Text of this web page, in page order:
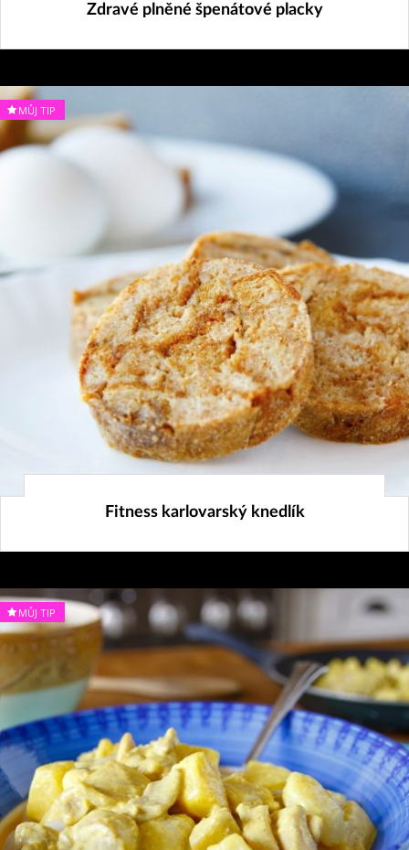
Zdravé plněné špenátové placky
MŮJ TIP
1. 8. 2016
Fitness karlovarský knedlík
MŮJ TIP